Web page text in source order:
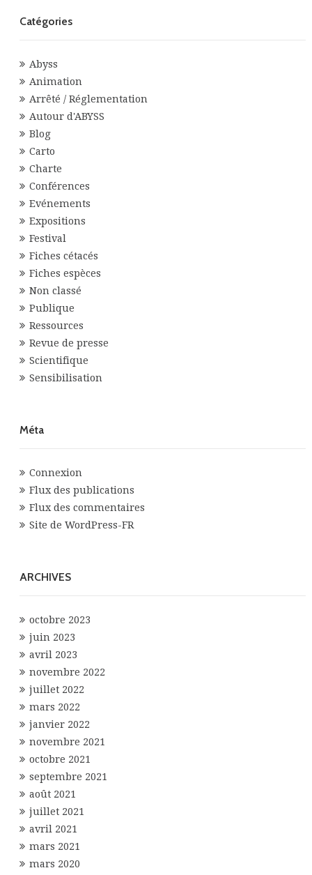
Catégories
Abyss
Animation
Arrêté / Réglementation
Autour d'ABYSS
Blog
Carto
Charte
Conférences
Evénements
Expositions
Festival
Fiches cétacés
Fiches espèces
Non classé
Publique
Ressources
Revue de presse
Scientifique
Sensibilisation
Méta
Connexion
Flux des publications
Flux des commentaires
Site de WordPress-FR
ARCHIVES
octobre 2023
juin 2023
avril 2023
novembre 2022
juillet 2022
mars 2022
janvier 2022
novembre 2021
octobre 2021
septembre 2021
août 2021
juillet 2021
avril 2021
mars 2021
mars 2020